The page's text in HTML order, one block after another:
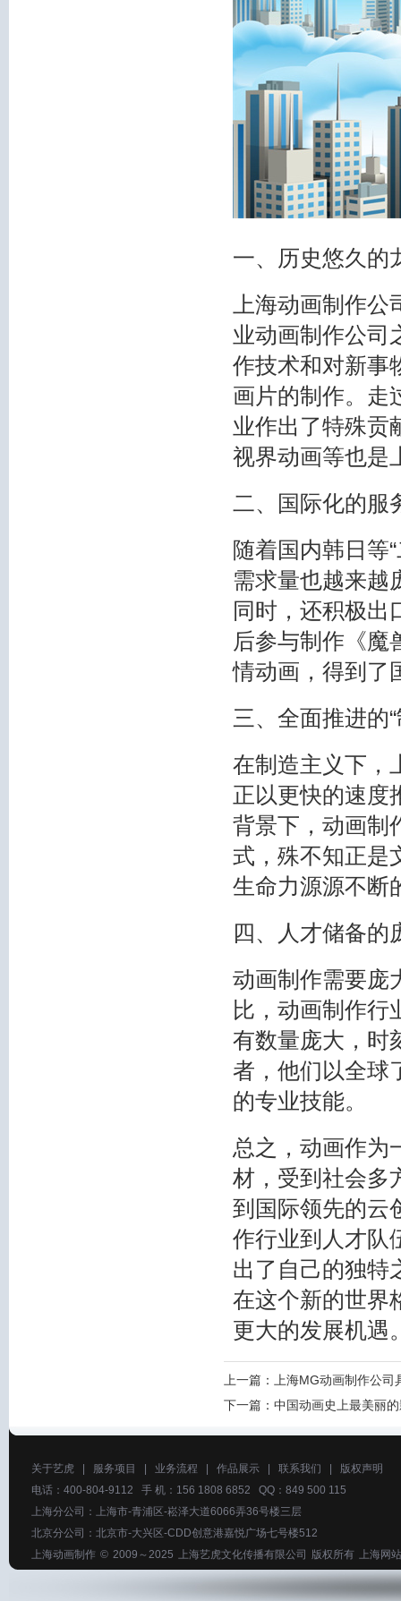
一、历史悠久的
上海动画制作
业动画制作公司
作技术和对新事
画片的制作。走
业作出了特殊贡
视界动画等也是
二、国际化的服
随着国内韩日等
需求量也越来越
同时，还积极出
后参与制作《魔
情动画，得到了
三、全面推进的
在制造主义下，
正以更快的速度
背景下，动画制
式，殊不知正是
生命力源源不断
四、人才储备的
动画制作需要庞
比，动画制作行
有数量庞大，时
者，他们以全球
的专业技能。
总之，动画作为
材，受到社会多
到国际领先的云
作行业到人才队
出了自己的独特
在这个新的世界
更大的发展机遇
上一篇：
上海MG动画制作公
下一篇： 中国动画史上最美丽
关于艺虎 服务项目 业务流程 作品展示 联系我们
版权声明
电话：400-804-9112 手 机：156 1808 6852 QQ：849 500 115
上海分公司：上海市-青浦区-崧泽大道6066弄36号楼三层
北京分公司：北京市-大兴区-CDD创意港嘉悦广场七号楼512
上海动画制作 © 2009～2025 上海艺虎文化传播有限公司 版权所有 上海网